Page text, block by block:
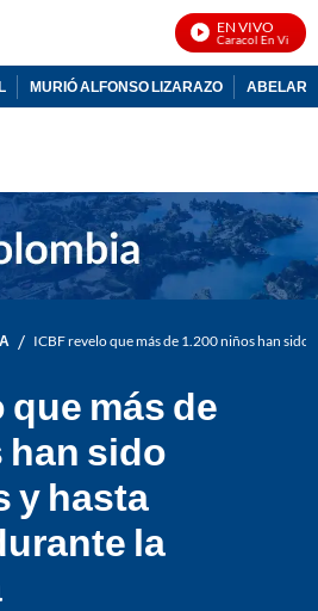
EN VIVO
Noticias Caracol En Vivo
MURIÓ ALFONSO LIZARAZO
/ ICBF revelo que más de 1.200 niños han
que más de
han sido
y hasta
la